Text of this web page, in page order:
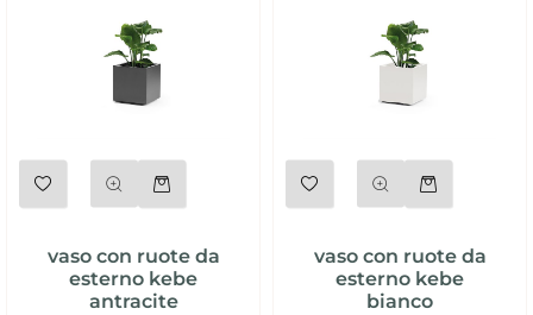
vaso con ruote da
esterno kebe
antracite
vaso con ruote da
esterno kebe
bianco